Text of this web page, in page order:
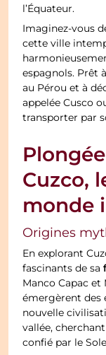
l’Équateur.
Imaginez-vous
cette ville
espagnols. Prêt
au Pérou et à
appelée Cusco
transporter par
Cuzco,
monde
Origines
En explorant
fascinants de sa
Manco Capac
émergèrent des
nouvelle
vallée,
confié par le